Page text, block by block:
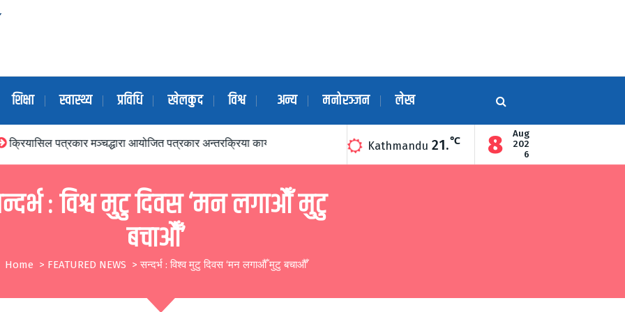
शिक्षा स्वास्थ्य प्रविधि खेलकुद विश्व अन्य मनोरञ्जन लेख
मञ्चद्धारा आयोजित पत्रकार अन्तरक्रिया कार्यक्रम मध्यपुरथिमिका नगर प्रमुखद्धारा उद्घाटन गुण्डुको अन्नन्त कुण्डमा हरेक महिनाको अन्तिम सोमबार
Kathmandu 21.℃ 8
Aug
202
6
: विश्व मुटु दिवस ‘मन लगाऔँ मुटु
बचाऔँ’
Home > FEATURED NEWS > सन्दर्भ : विश्व मुटु दिवस ‘मन लगाऔँ मुटु बचाऔँ’